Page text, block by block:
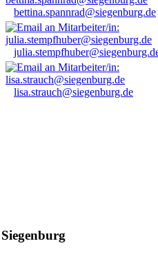
bettina.spannrad@siegenburg.de
lisa.strauch@siegenburg.de